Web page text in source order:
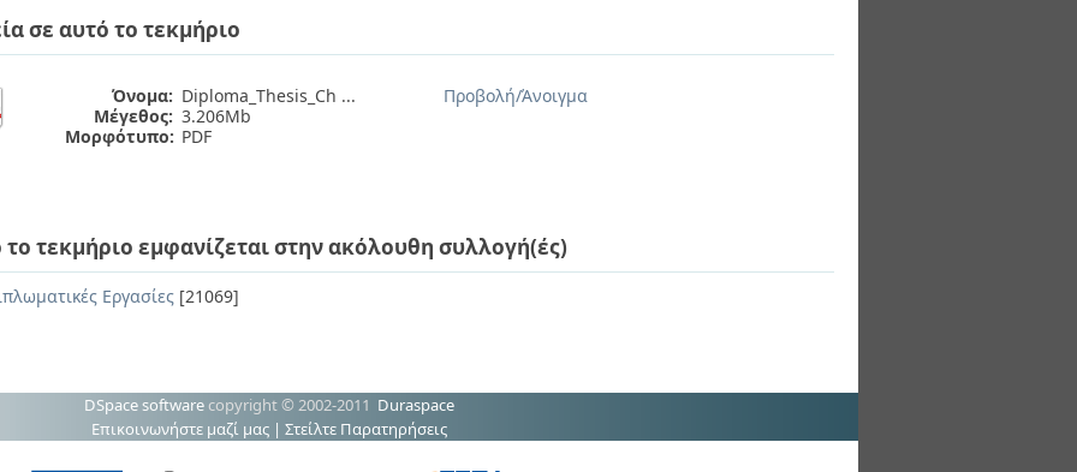
σε αυτό το τεκμήριο
Όνομα: Diploma_Thesis_Ch ...
Μέγεθος: 3.206Mb
Μορφότυπο: PDF
Προβολή/Άνοιγμα
το τεκμήριο εμφανίζεται στην ακόλουθη συλλογή(ές)
Εργασίες [21069]
DSpace software copyright © 2002-2011 Duraspace
Επικοινωνήστε μαζί μας | Στείλτε Παρατηρήσεις